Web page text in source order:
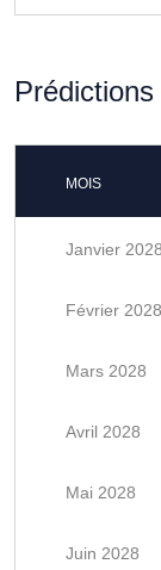
MOIS
Janvier 2028
Février 2028
Mars 2028
Avril 2028
Mai 2028
Juin 2028